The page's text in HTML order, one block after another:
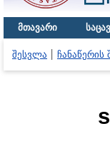
მთავარი
შესვლა ჩანაწერის